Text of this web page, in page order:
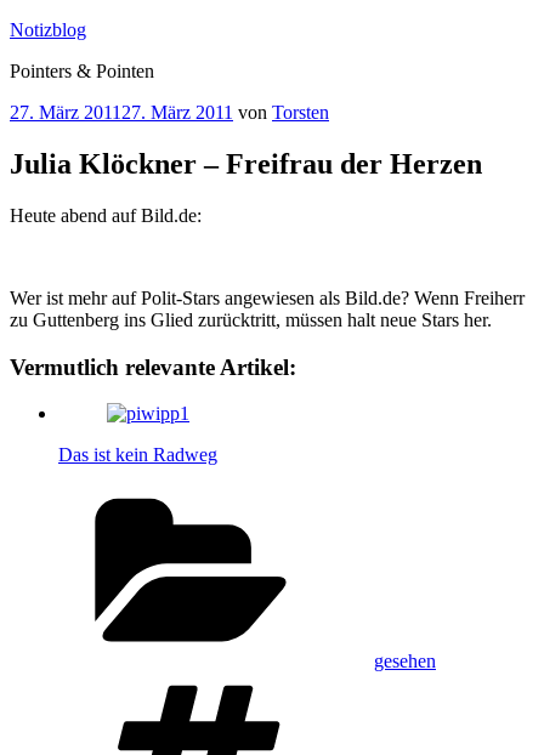
Zum
springen
Notizblog
Pointers & Pointen
Veröffentlicht
27. März 2011 27. März 2011 von Torsten
Julia Klöckner – Freifrau der Herzen
Heute abend auf Bild.de:
Wer ist mehr auf Polit-Stars angewiesen als Bild.de? Wenn Freiherr
zu Guttenberg ins Glied zurücktritt, müssen halt neue Stars her.
Vermutlich relevante Artikel:
Das ist kein Radweg
gesehen